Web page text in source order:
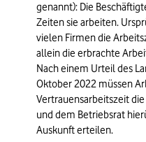
genannt): Die
Zeiten sie arbeiten.
vielen Firmen die
allein die erbrachte
Nach einem Urteil des
Oktober 2022 müssen
Vertrauensarbeitszeit
und dem Betriebsrat
Auskunft erteilen.